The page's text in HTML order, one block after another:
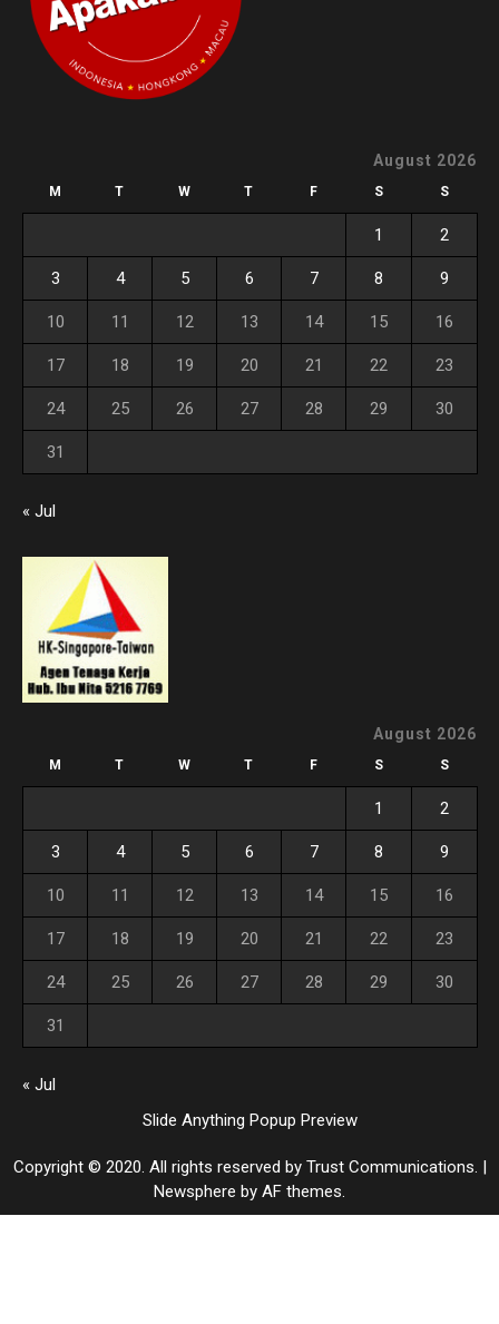
August 2026
M T W T F S S
1 2
3 4 5 6 7 8 9
10 11 12 13 14 15 16
17 18 19 20 21 22 23
24 25 26 27 28 29 30
31
« Jul
August 2026
M T W T F S S
1 2
3 4 5 6 7 8 9
10 11 12 13 14 15 16
17 18 19 20 21 22 23
24 25 26 27 28 29 30
31
« Jul
Slide Anything Popup Preview
Copyright © 2020. All rights reserved by Trust Communications. |
Newsphere by AF themes.